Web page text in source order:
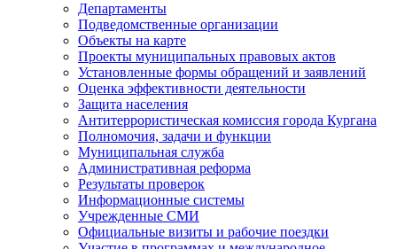
Департаменты
Подведомственные организации
Объекты на карте
Проекты муниципальных правовых актов
Установленные формы обращений и заявлений
Оценка эффективности деятельности
Защита населения
Антитеррористическая комиссия города Кургана
Полномочия, задачи и функции
Муниципальная служба
Административная реформа
Результаты проверок
Информационные системы
Учрежденные СМИ
Официальные визиты и рабочие поездки